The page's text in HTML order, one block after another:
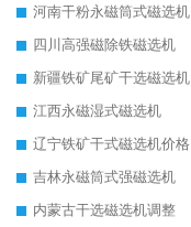
河南干粉永磁筒式磁选机
四川高强磁除铁磁选机
新疆铁矿尾矿干选磁选机
江西永磁湿式磁选机
辽宁铁矿干式磁选机价格
吉林永磁筒式强磁选机
内蒙古干选磁选机调整